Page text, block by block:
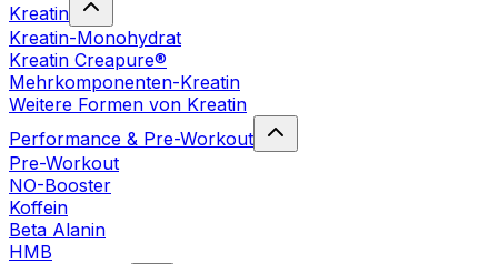
Kreatin
Kreatin-Monohydrat
Kreatin Creapure®
Mehrkomponenten-Kreatin
Weitere Formen von Kreatin
Performance & Pre-Workout
Pre-Workout
NO-Booster
Koffein
Beta Alanin
HMB